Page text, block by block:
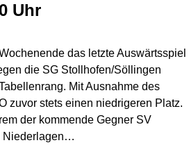
Uhr
das letzte Auswärtsspiel
die SG Stollhofen/Söllingen
Mit Ausnahme des
zuvor stets einen niedrigeren Platz.
der kommende Gegner SV
Niederlagen…